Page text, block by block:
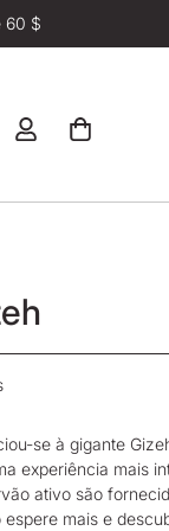
60 $
se à gigante
experiência mais
ativo são
mais e